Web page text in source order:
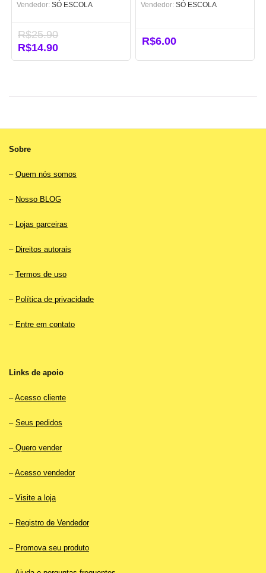
Vendedor: SÓ ESCOLA
R$25.90
O
preço
R$25.90.
R$14.90O
preço
R$14.90.
Vendedor: SÓ ESCOLA
R$6.00
Sobre
– Quem nós somos
– Nosso BLOG
– Lojas parceiras
– Direitos autorais
– Termos de uso
– Política de privacidade
– Entre em contato
Links de apoio
–Acesso cliente
– Seus pedidos
–Quero vender
–Acesso vendedor
– Visite a loja
– Registro de Vendedor
– Promova seu produto